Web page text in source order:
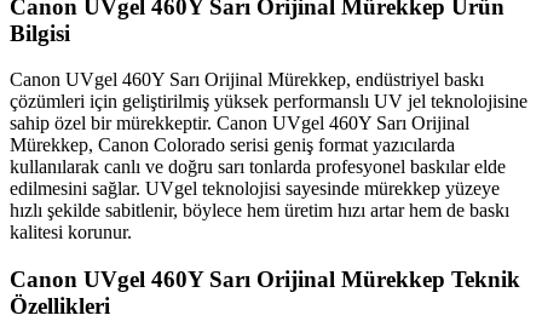
Canon UVgel 460Y Sarı Orijinal Mürekkep Ürün
Bilgisi
Canon UVgel 460Y Sarı Orijinal Mürekkep, endüstriyel baskı
çözümleri için geliştirilmiş yüksek performanslı UV jel teknolojisine
sahip özel bir mürekkeptir. Canon UVgel 460Y Sarı Orijinal
Mürekkep, Canon Colorado serisi geniş format yazıcılarda
kullanılarak canlı ve doğru sarı tonlarda profesyonel baskılar elde
edilmesini sağlar. UVgel teknolojisi sayesinde mürekkep yüzeye
hızlı şekilde sabitlenir, böylece hem üretim hızı artar hem de baskı
kalitesi korunur.
Canon UVgel 460Y Sarı Orijinal Mürekkep Teknik
Özellikleri